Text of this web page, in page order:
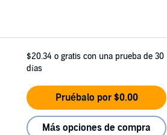
$20.34 o gratis con una prueba de 30
días
Pruébalo por $0.00
Más opciones de compra